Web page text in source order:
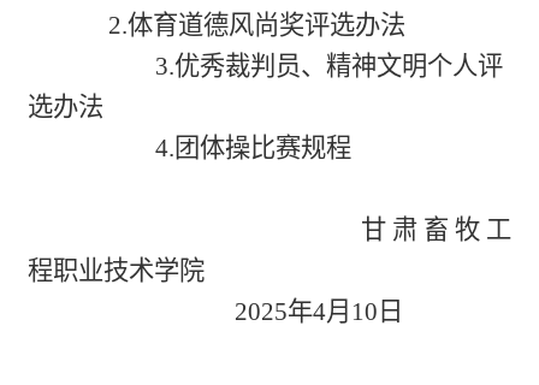
2.体育道德风尚奖评选办法
3.优秀裁判员、精神文明个人评
选办法
4.团体操比赛规程
甘肃畜牧工
程职业技术学院
2025年4月10日